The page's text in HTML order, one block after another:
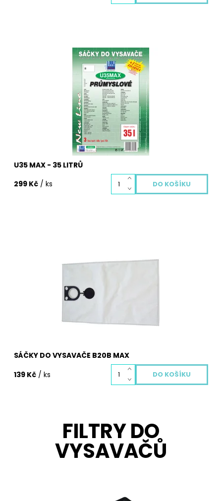
KÄRCHER, PARKSIDE, WETROK
Skladem
U35 MAX - 35 LITRŮ
299 Kč / ks
obsahuje 1 ks textilních sáčků B20B MAX pro Váš
Skladem
13017S
SÁČKY DO VYSAVAČE B20B MAX
139 Kč / ks
FILTRY DO
VYSAVAČŮ